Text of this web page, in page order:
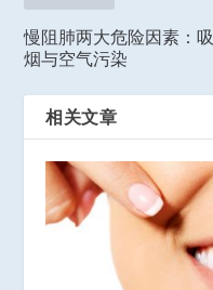
慢阻肺两大危险因素：吸
烟与空气污染
相关文章